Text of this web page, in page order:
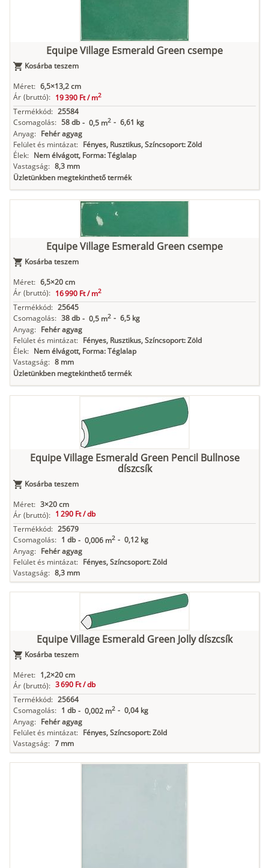
Equipe Village Esmerald Green csempe
Kosárba teszem
Méret: 6,5×13,2 cm
Ár (bruttó): 19 390 Ft /m2
Termékkód: 25584
Csomagolás: 58 db - 0,5 m2 - 6,61 kg
Anyag: Fehér agyag
Felület és mintázat: Fényes, Rusztikus, Színcsoport: Zöld
Élek: Nem élvágott, Forma: Téglalap
Vastagság: 8,3 mm
Üzletünkben megtekinthető termék
Equipe Village Esmerald Green csempe
Kosárba teszem
Méret: 6,5×20 cm
Ár (bruttó): 16 990 Ft /m2
Termékkód: 25645
Csomagolás: 38 db - 0,5 m2 - 6,5 kg
Anyag: Fehér agyag
Felület és mintázat: Fényes, Rusztikus, Színcsoport: Zöld
Élek: Nem élvágott, Forma: Téglalap
Vastagság: 8 mm
Üzletünkben megtekinthető termék
Equipe Village Esmerald Green Pencil Bullnose
díszcsík
Kosárba teszem
Méret: 3×20 cm
Ár (bruttó): 1 290 Ft /db
Termékkód: 25679
Csomagolás: 1 db - 0,006 m2 - 0,12 kg
Anyag: Fehér agyag
Felület és mintázat: Fényes, Színcsoport: Zöld
Vastagság: 8,3 mm
Equipe Village Esmerald Green Jolly díszcsík
Kosárba teszem
Méret: 1,2×20 cm
Ár (bruttó): 3 690 Ft /db
Termékkód: 25664
Csomagolás: 1 db - 0,002 m2 - 0,04 kg
Anyag: Fehér agyag
Felület és mintázat: Fényes, Színcsoport: Zöld
Vastagság: 7 mm